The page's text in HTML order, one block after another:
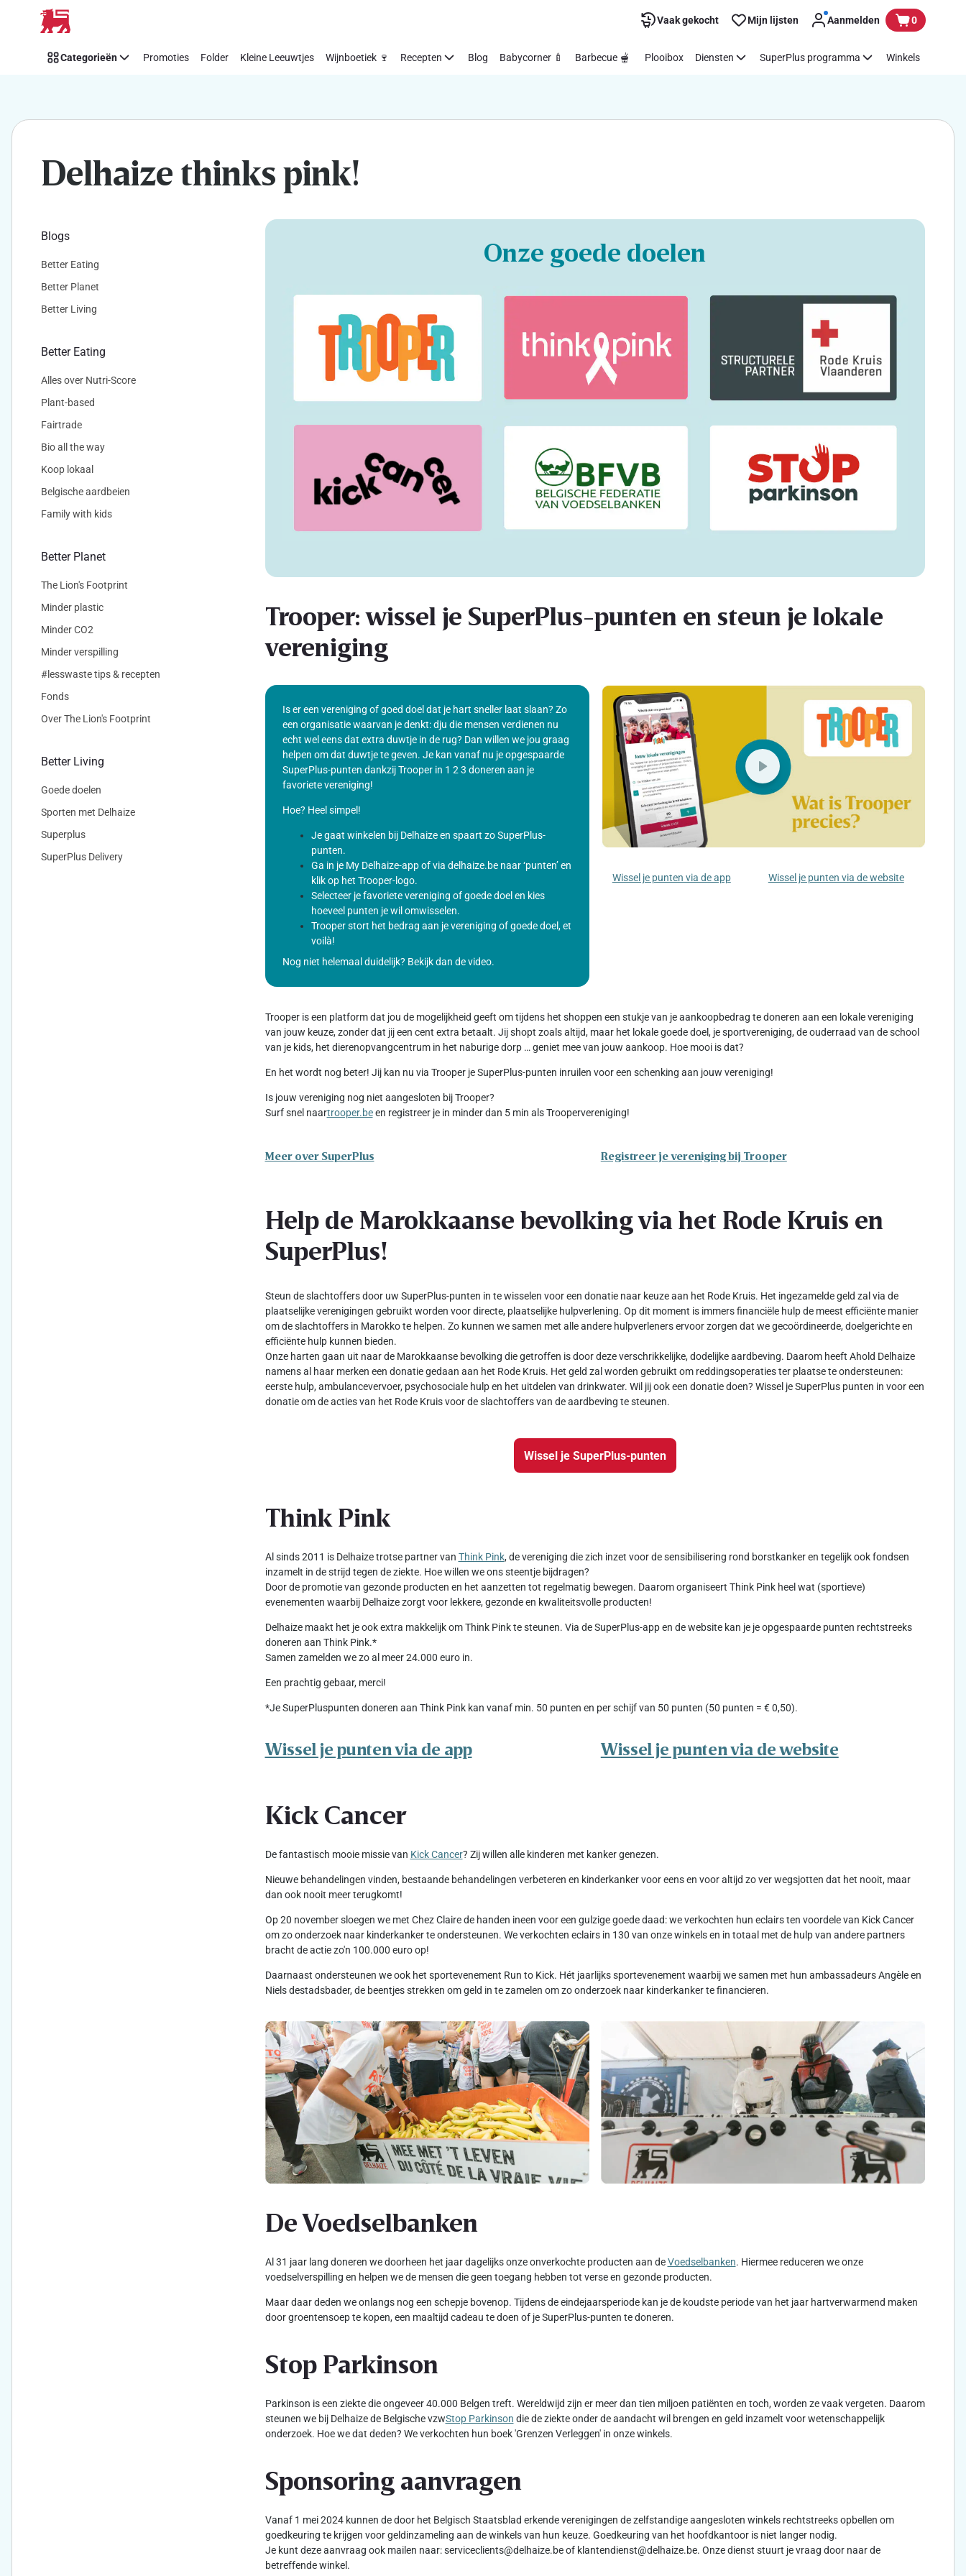
Overslaan
Makkelijk
Vaak gekocht Mijn lijsten Aanmelden 0
Categorieën Promoties Folder Kleine Leeuwtjes Wijnboetiek 🍷 Recepten Blog Babycorner 🍼 Barbecue 🫕 Plooibox Diensten SuperPlus programma Winkels
Delhaize thinks pink!
Blogs
Better Eating
Better Planet
Better Living
Better Eating
Alles over Nutri-Score
Plant-based
Fairtrade
Bio all the way
Koop lokaal
Belgische aardbeien
Family with kids
Better Planet
The Lion's Footprint
Minder plastic
Minder CO2
Minder verspilling
#lesswaste tips & recepten
Fonds
Over The Lion's Footprint
Better Living
Goede doelen
Sporten met Delhaize
Superplus
SuperPlus Delivery
Onze goede doelen
Trooper: wissel je SuperPlus-punten en steun je lokale
vereniging
Is er een vereniging of goed doel dat je hart sneller laat slaan? Zo
een organisatie waarvan je denkt: dju die mensen verdienen nu
echt wel eens dat extra duwtje in de rug? Dan willen we jou graag
helpen om dat duwtje te geven. Je kan vanaf nu je opgespaarde
SuperPlus-punten dankzij Trooper in 1 2 3 doneren aan je
favoriete vereniging!
Hoe? Heel simpel!
Je gaat winkelen bij Delhaize en spaart zo SuperPlus-
punten.
Ga in je My Delhaize-app of via delhaize.be naar ‘punten’ en
klik op het Trooper-logo.
Selecteer je favoriete vereniging of goede doel en kies
hoeveel punten je wil omwisselen.
Trooper stort het bedrag aan je vereniging of goede doel, et
voilà!
Nog niet helemaal duidelijk? Bekijk dan de video.
Wissel je punten via de app Wissel je punten via de website
Trooper is een platform dat jou de mogelijkheid geeft om tijdens het shoppen een stukje van je aankoopbedrag te doneren aan een lokale vereniging
van jouw keuze, zonder dat jij een cent extra betaalt. Jij shopt zoals altijd, maar het lokale goede doel, je sportvereniging, de ouderraad van de school
van je kids, het dierenopvangcentrum in het naburige dorp … geniet mee van jouw aankoop. Hoe mooi is dat?
En het wordt nog beter! Jij kan nu via Trooper je SuperPlus-punten inruilen voor een schenking aan jouw vereniging!
Is jouw vereniging nog niet aangesloten bij Trooper?
Surf snel naartrooper.been registreer je in minder dan 5 min als Troopervereniging!
Meer over SuperPlus Registreer je vereniging bij Trooper
Help de Marokkaanse bevolking via het Rode Kruis en
SuperPlus!
Steun de slachtoffers door uw SuperPlus-punten in te wisselen voor een donatie naar keuze aan het Rode Kruis. Het ingezamelde geld zal via de
plaatselijke verenigingen gebruikt worden voor directe, plaatselijke hulpverlening. Op dit moment is immers financiële hulp de meest efficiënte manier
om de slachtoffers in Marokko te helpen. Zo kunnen we samen met alle andere hulpverleners ervoor zorgen dat we gecoördineerde, doelgerichte en
efficiënte hulp kunnen bieden.
Onze harten gaan uit naar de Marokkaanse bevolking die getroffen is door deze verschrikkelijke, dodelijke aardbeving. Daarom heeft Ahold Delhaize
namens al haar merken een donatie gedaan aan het Rode Kruis. Het geld zal worden gebruikt om reddingsoperaties ter plaatse te ondersteunen:
eerste hulp, ambulancevervoer, psychosociale hulp en het uitdelen van drinkwater. Wil jij ook een donatie doen? Wissel je SuperPlus punten in voor een
donatie om de acties van het Rode Kruis voor de slachtoffers van de aardbeving te steunen.
Wissel je SuperPlus-punten
Think Pink
Al sinds 2011 is Delhaize trotse partner van Think Pink, de vereniging die zich inzet voor de sensibilisering rond borstkanker en tegelijk ook fondsen
inzamelt in de strijd tegen de ziekte. Hoe willen we ons steentje bijdragen?
Door de promotie van gezonde producten en het aanzetten tot regelmatig bewegen. Daarom organiseert Think Pink heel wat (sportieve)
evenementen waarbij Delhaize zorgt voor lekkere, gezonde en kwaliteitsvolle producten!
Delhaize maakt het je ook extra makkelijk om Think Pink te steunen. Via de SuperPlus-app en de website kan je je opgespaarde punten rechtstreeks
doneren aan Think Pink.*
Samen zamelden we zo al meer 24.000 euro in.
Een prachtig gebaar, merci!
*Je SuperPluspunten doneren aan Think Pink kan vanaf min. 50 punten en per schijf van 50 punten (50 punten = € 0,50).
Wissel je punten via de app Wissel je punten via de website
Kick Cancer
De fantastisch mooie missie van Kick Cancer? Zij willen alle kinderen met kanker genezen.
Nieuwe behandelingen vinden, bestaande behandelingen verbeteren en kinderkanker voor eens en voor altijd zo ver wegsjotten dat het nooit, maar
dan ook nooit meer terugkomt!
Op 20 november sloegen we met Chez Claire de handen ineen voor een gulzige goede daad: we verkochten hun eclairs ten voordele van Kick Cancer
om zo onderzoek naar kinderkanker te ondersteunen. We verkochten eclairs in 130 van onze winkels en in totaal met de hulp van andere partners
bracht de actie zo'n 100.000 euro op!
Daarnaast ondersteunen we ook het sportevenement Run to Kick. Hét jaarlijks sportevenement waarbij we samen met hun ambassadeurs Angèle en
Niels destadsbader, de beentjes strekken om geld in te zamelen om zo onderzoek naar kinderkanker te financieren.
De Voedselbanken
Al 31 jaar lang doneren we doorheen het jaar dagelijks onze onverkochte producten aan deVoedselbanken. Hiermee reduceren we onze
voedselverspilling en helpen we de mensen die geen toegang hebben tot verse en gezonde producten.
Maar daar deden we onlangs nog een schepje bovenop. Tijdens de eindejaarsperiode kan je de koudste periode van het jaar hartverwarmend maken
door groentensoep te kopen, een maaltijd cadeau te doen of je SuperPlus-punten te doneren.
Stop Parkinson
Parkinson is een ziekte die ongeveer 40.000 Belgen treft. Wereldwijd zijn er meer dan tien miljoen patiënten en toch, worden ze vaak vergeten. Daarom
steunen we bij Delhaize de Belgische vzwStop Parkinson die de ziekte onder de aandacht wil brengen en geld inzamelt voor wetenschappelijk
onderzoek. Hoe we dat deden? We verkochten hun boek 'Grenzen Verleggen' in onze winkels.
Sponsoring aanvragen
Vanaf 1 mei 2024 kunnen de door het Belgisch Staatsblad erkende verenigingen de zelfstandige aangesloten winkels rechtstreeks opbellen om
goedkeuring te krijgen voor geldinzameling aan de winkels van hun keuze. Goedkeuring van het hoofdkantoor is niet langer nodig.
Je kunt deze aanvraag ook mailen naar: serviceclients@delhaize.be of klantendienst@delhaize.be. Onze dienst stuurt je vraag door naar de
betreffende winkel.